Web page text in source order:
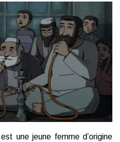
une jeune femme d’origine